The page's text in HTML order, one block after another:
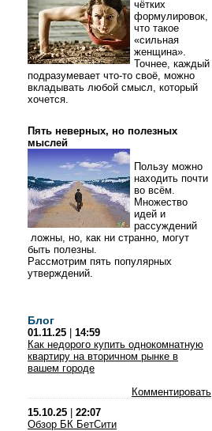
чётких
формулировок,
что такое
«сильная
женщина».
Точнее, каждый
подразумевает что-то своё, можно
вкладывать любой смысл, который
хочется.
Пять неверных, но полезных
мыслей
Пользу можно
находить почти
во всём.
Множество
идей и
рассуждений
ложны, но, как ни странно, могут
быть полезны.
Рассмотрим пять популярных
утверждений.
Блог
01.11.25
14:59
Как недорого купить однокомнатную
квартиру на вторичном рынке в
вашем городе
Комментировать
15.10.25
22:07
Обзор БК БетСити